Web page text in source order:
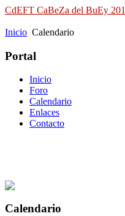
CdEFT CaBeZa del BuEy
Inicio Calendario
Portal
Inicio
Foro
Calendario
Enlaces
Contacto
Calendario